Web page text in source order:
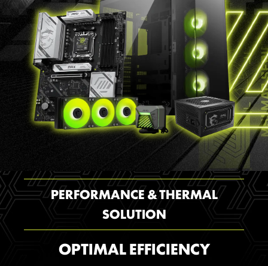
PERFORMANCE & THERMAL
SOLUTION
OPTIMAL EFFICIENCY